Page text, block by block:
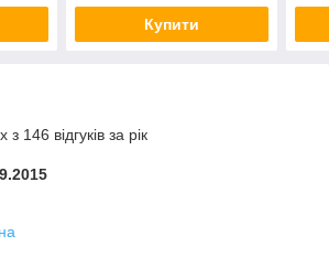
Купити
146 відгуків за рік